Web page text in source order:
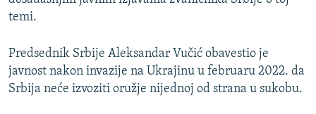
temi.
Predsednik Srbije Aleksandar Vučić obavestio je
javnost nakon invazije na Ukrajinu u februaru 2022. da
Srbija neće izvoziti oružje nijednoj od strana u sukobu.